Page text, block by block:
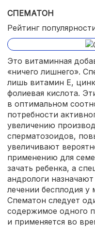
СПЕМАТОН
Рейтинг
Это витаминная
«ничего лишнего».
лишь витамин Е,
фолиевая кислота.
в оптимальном
потребности
увеличению
сперматозоидов,
увеличивают
применению для
зачать ребенка, а
андрологи
лечении бесплодия
Спематон следует
содержимое одного
и применяется во